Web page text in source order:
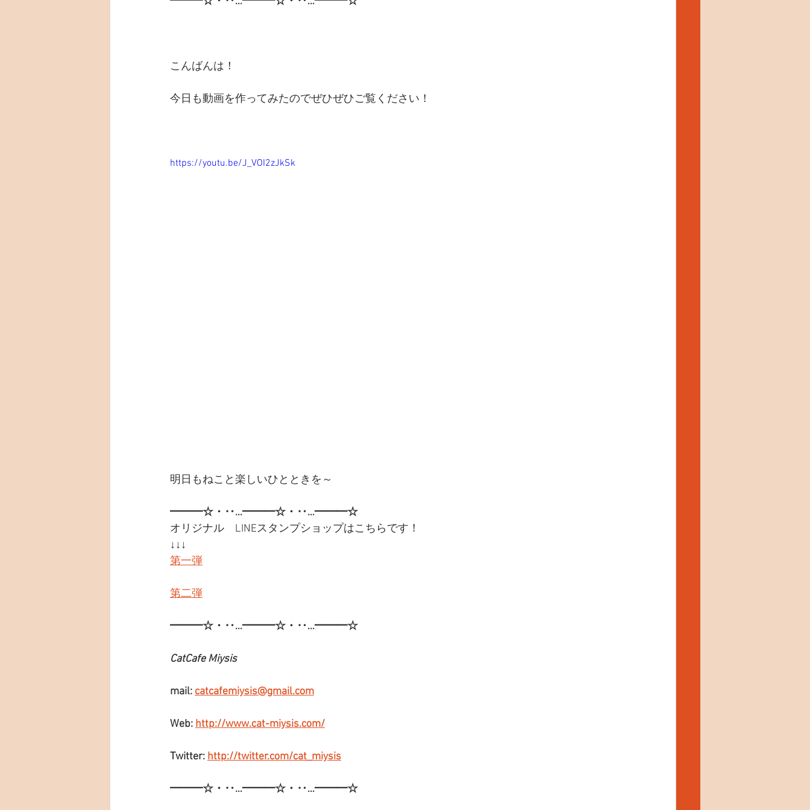
こんばんは！
今日も動画を作ってみたのでぜひぜひご覧ください！
https://youtu.be/J_VOI2zJkSk
明日もねこと楽しいひとときを～
━━━☆・‥…━━━☆・‥…━━━☆
オリジナル　LINEスタンプショップはこちらです！
↓↓↓
第一弾
第二弾
━━━☆・‥…━━━☆・‥…━━━☆
CatCafe Miysis
mail: catcafemiysis@gmail.com
Web: http://www.cat-miysis.com/
Twitter: http://twitter.com/cat_miysis
━━━☆・‥…━━━☆・‥…━━━☆